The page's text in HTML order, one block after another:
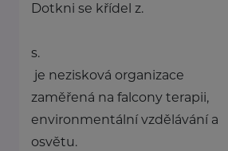
Dotkni se křídel z.
s.
je nezisková organizace
zaměřená na falcony terapii,
environmentální vzdělávání a
osvětu.